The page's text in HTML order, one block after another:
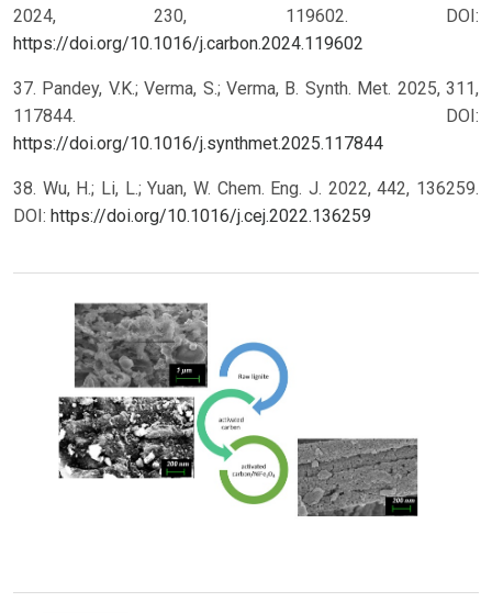
2024, 230, 119602. DOI:
https://doi.org/10.1016/j.carbon.2024.119602
37. Pandey, V.K.; Verma, S.; Verma, B. Synth. Met. 2025, 311,
117844. DOI:
https://doi.org/10.1016/j.synthmet.2025.117844
38. Wu, H.; Li, L.; Yuan, W. Chem. Eng. J. 2022, 442, 136259.
DOI: https://doi.org/10.1016/j.cej.2022.136259